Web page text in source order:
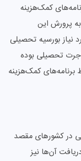
کمک‌هزینه
پرورش این
نیاز بورسیه تحصیلی
تحصیلی بوده
کمک‌هزینه
در کشورهای مقصد
آن‌ها نیز